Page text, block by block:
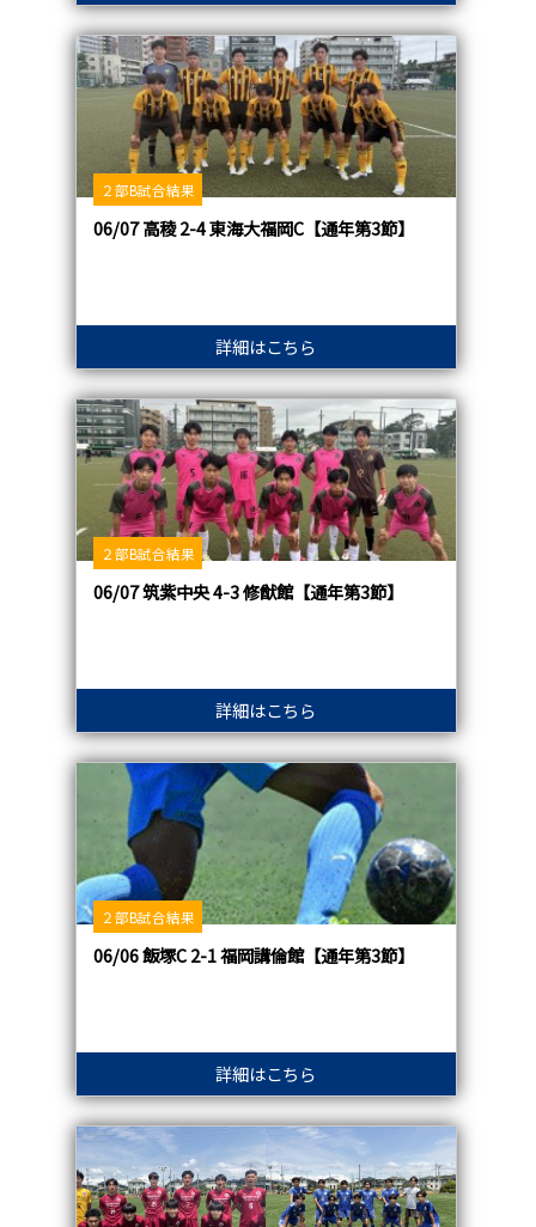
２部B試合結果
06/07 高稜 2-4 東海大福岡C【通年第3節】
詳細はこちら
２部B試合結果
06/07 筑紫中央 4-3 修猷館【通年第3節】
詳細はこちら
２部B試合結果
06/06 飯塚C 2-1 福岡講倫館【通年第3節】
詳細はこちら